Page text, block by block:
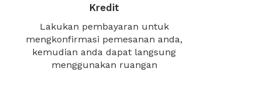
Kredit
Lakukan pembayaran untuk
mengkonfirmasi pemesanan anda,
kemudian anda dapat langsung
menggunakan ruangan